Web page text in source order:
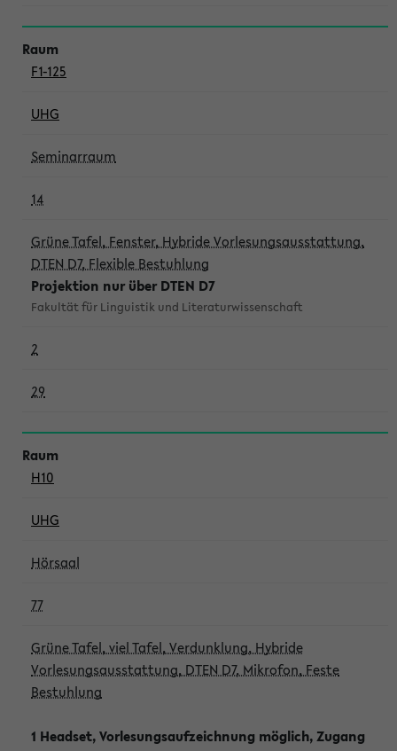
F1-125
UHG
Seminarraum
14
Grüne Tafel, Fenster, Hybride Vorlesungsausstattung,
DTEN D7, Flexible Bestuhlung
Projektion nur über DTEN D7
Fakultät für Linguistik und Literaturwissenschaft
2
29
H10
UHG
Hörsaal
77
Grüne Tafel, viel Tafel, Verdunklung, Hybride
Vorlesungsausstattung, DTEN D7, Mikrofon, Feste
Bestuhlung
1 Headset, Vorlesungsaufzeichnung möglich, Zugang